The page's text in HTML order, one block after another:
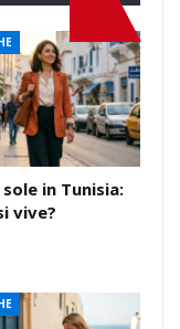
in Tunisia:
vive?